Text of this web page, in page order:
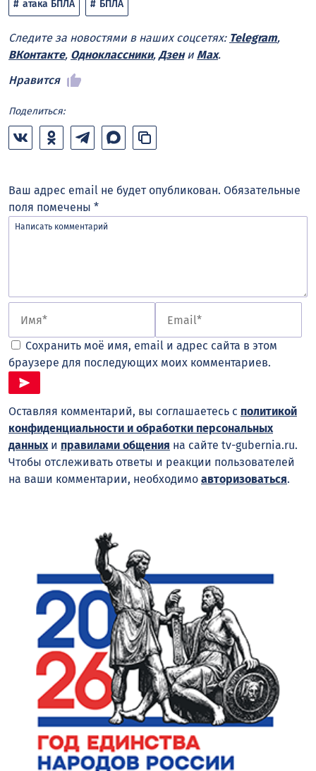
атака БПЛА БПЛА
Следите за новостями в наших соцсетях: Telegram,
ВКонтакте, Одноклассники, Дзени Max.
Нравится
Поделиться:
Ваш адрес email не будет опубликован. Обязательные
поля помечены *
Сохранить моё имя, email и адрес сайта в этом
браузере для последующих моих комментариев.
Оставляя комментарий, вы соглашаетесь с политикой
конфиденциальности и обработки персональных
данныхи правилами общения на сайте tv-gubernia.ru.
Чтобы отслеживать ответы и реакции пользователей
на ваши комментарии, необходимо авторизоваться.